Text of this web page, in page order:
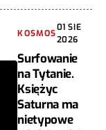
KOSMOS
01 SIE
2026
Surfowanie
na Tytanie.
Księżyc
Saturna ma
nietypowe